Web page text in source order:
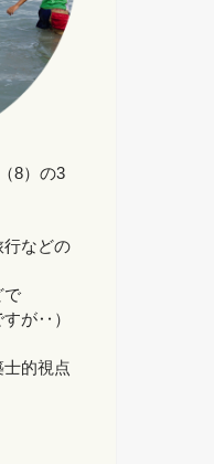
8）の3
行などの
で
が‥）
的視点